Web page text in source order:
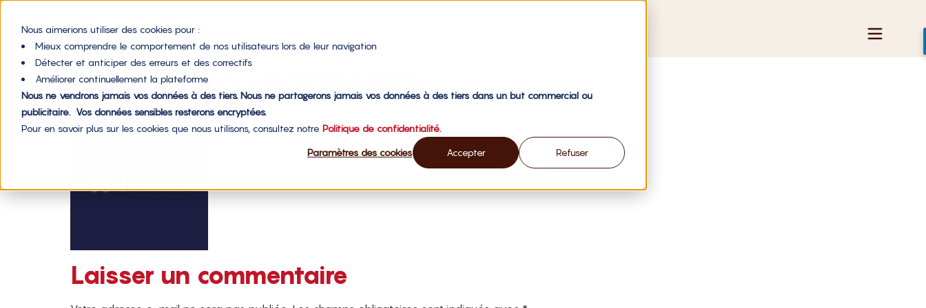
Nous aimerions utiliser des cookies pour :
Mieux comprendre le comportement de nos utilisateurs lors de leur navigation
Détecter et anticiper des erreurs et des correctifs
Améliorer continuellement la plateforme
Nous ne vendrons jamais vos données à des tiers. Nous ne partagerons jamais vos données à des tiers dans un but commercial ou
publicitaire. Vos données sensibles resterons encryptées.
Pour en savoir plus sur les cookies que nous utilisons, consultez notre Politique de confidentialité.
Paramètres des cookies Accepter Refuser
logo-wilco-partenaire
Laisser un commentaire